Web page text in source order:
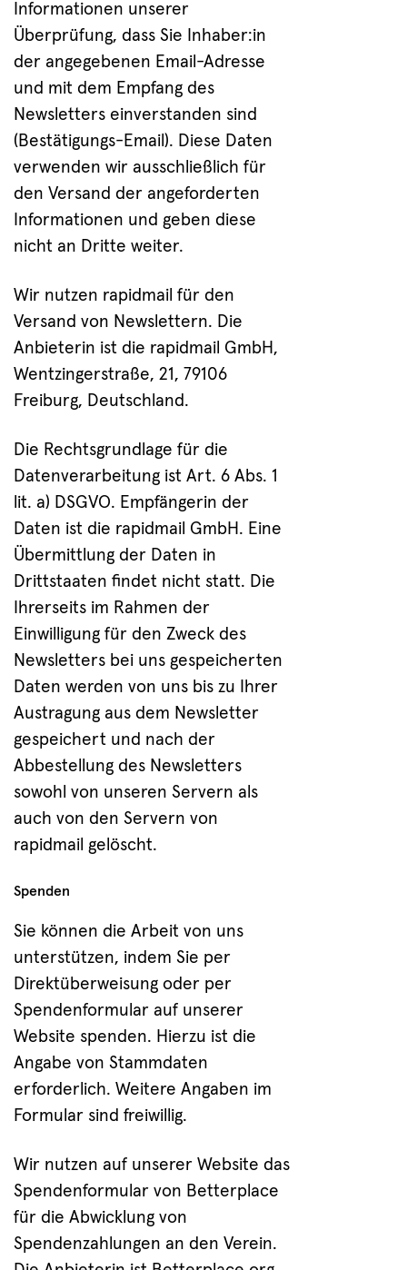
Informationen unserer
Überprüfung, dass Sie Inhaber:in
der angegebenen Email-Adresse
und mit dem Empfang des
Newsletters einverstanden sind
(Bestätigungs-Email). Diese Daten
verwenden wir ausschließlich für
den Versand der angeforderten
Informationen und geben diese
nicht an Dritte weiter.
Wir nutzen rapidmail für den
Versand von Newslettern. Die
Anbieterin ist die rapidmail GmbH,
Wentzingerstraße, 21, 79106
Freiburg, Deutschland.
Die Rechtsgrundlage für die
Datenverarbeitung ist Art. 6 Abs. 1
lit. a) DSGVO. Empfängerin der
Daten ist die rapidmail GmbH. Eine
Übermittlung der Daten in
Drittstaaten findet nicht statt. Die
Ihrerseits im Rahmen der
Einwilligung für den Zweck des
Newsletters bei uns gespeicherten
Daten werden von uns bis zu Ihrer
Austragung aus dem Newsletter
gespeichert und nach der
Abbestellung des Newsletters
sowohl von unseren Servern als
auch von den Servern von
rapidmail gelöscht.
Spenden
Sie können die Arbeit von uns
unterstützen, indem Sie per
Direktüberweisung oder per
Spendenformular auf unserer
Website spenden. Hierzu ist die
Angabe von Stammdaten
erforderlich. Weitere Angaben im
Formular sind freiwillig.
Wir nutzen auf unserer Website das
Spendenformular von Betterplace
für die Abwicklung von
Spendenzahlungen an den Verein.